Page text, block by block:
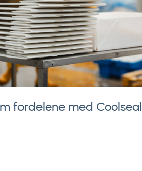
fordelene med Coolseal